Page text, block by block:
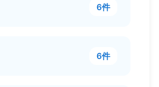
6件
6件